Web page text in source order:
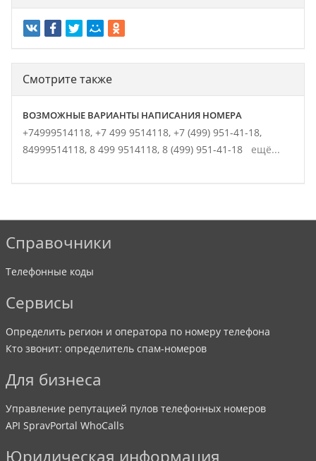
Смотрите также
ВОЗМОЖНЫЕ ВАРИАНТЫ НАПИСАНИЯ НОМЕРА
+74999514118, +7 499 9514118, +7 (499) 951-41-18,
84999514118, 8 499 9514118, 8 (499) 951-41-18 ещё...
Справочники
Телефонные коды
Сервисы
Определить регион и оператора по номеру телефона
Кто звонит: определитель спам-номеров
Для бизнеса
Управление репутацией пулов телефонных номеров
API SpravPortal WhoCalls
Юридическая информация